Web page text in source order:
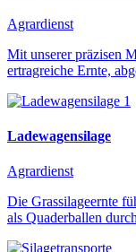
Agrardienst
Mit unserer präzisen
ertragreiche Ernte,
Ladewagensilage
Agrardienst
Die Grassilageernte
als Quaderballen